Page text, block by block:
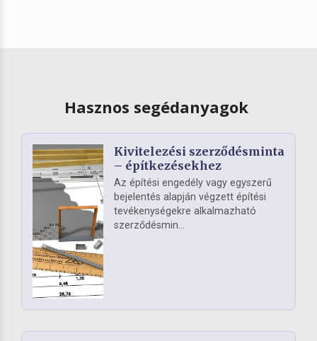
Hasznos segédanyagok
Kivitelezési szerződésminta
– építkezésekhez
Az építési engedély vagy egyszerű
bejelentés alapján végzett építési
tevékenységekre alkalmazható
szerződésmin...